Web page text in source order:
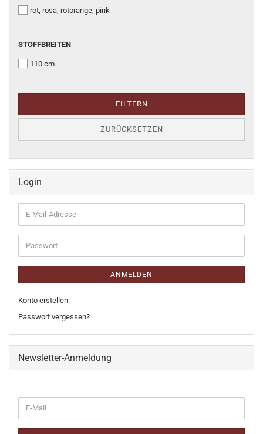
FALSCHE
rot, rosa, rotorange, pink
STOFFBREITEN
STOFFBREITEN
110 cm
FILTERN
ZURÜCKSETZEN
Login
E-
Mail-
Adresse
Passwort
ANMELDEN
Konto erstellen
Passwort vergessen?
Newsletter-Anmeldung
ZUR
NEWSLETTER-
E-
Mail